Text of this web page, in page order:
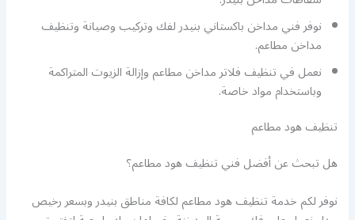
نوفر فني مداخن باكستاني بنيدر لفك وتركيب وصيانة وتنظيف
مداخن مطاعم.
نعمل في تنظيف فلاتر مداخن مطاعم وإزالة الزيوت المتراكمة
وباستخدام مواد خاصة.
تنظيف هود مطاعم
هل تبحث عن أفضل فني تنظيف هود مطاعم؟
نوفر لكم خدمة تنظيف هود مطاعم لكافة مناطق بنيدر وبسعر رخيص